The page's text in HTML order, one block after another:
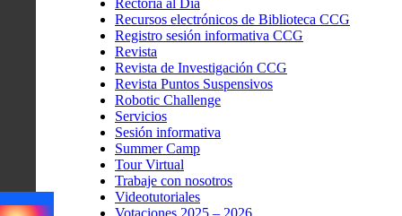
Rectoría al Día
Recursos electrónicos de Biblioteca CCG
Registro sesión informativa CCG
Revista
Revista de Investigación CCG
Revista Puntos Suspensivos
Robotic Challenge
Servicios
Sesión informativa
Summer Camp
Tour Virtual
Trabaje con nosotros
Videotutoriales
Votaciones 2025 – 2026